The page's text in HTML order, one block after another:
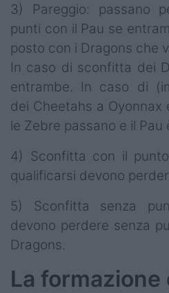
3) Pareggio: passano
punti con il Pau se
posto con i Dragons che
In caso di sconfitta dei
entrambe. In caso di
dei Cheetahs a
le Zebre passano e il Pau
4) Sconfitta con il
qualificarsi devono
5) Sconfitta senza
devono perdere senza
Dragons.
La formazione